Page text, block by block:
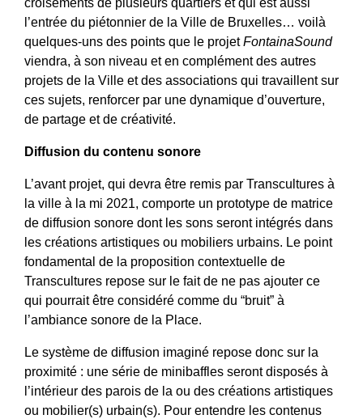
croisements de plusieurs quartiers et qui est aussi
l’entrée du piétonnier de la Ville de Bruxelles… voilà
quelques-uns des points que le projetFontainaSound
viendra, à son niveau et en complément des autres
projets de la Ville et des associations qui travaillent sur
ces sujets, renforcer par une dynamique d’ouverture,
de partage et de créativité.
Diffusion du contenu sonore
L’avant projet, qui devra être remis par Transcultures à
la ville à la mi 2021, comporte un prototype de matrice
de diffusion sonore dont les sons seront intégrés dans
les créations artistiques ou mobiliers urbains. Le point
fondamental de la proposition contextuelle de
Transcultures repose sur le fait de ne pas ajouter ce
qui pourrait être considéré comme du “bruit” à
l’ambiance sonore de la Place.
Le système de diffusion imaginé repose donc sur la
proximité : une série de minibaffles seront disposés à
l’intérieur des parois de la ou des créations artistiques
ou mobilier(s) urbain(s). Pour entendre les contenus